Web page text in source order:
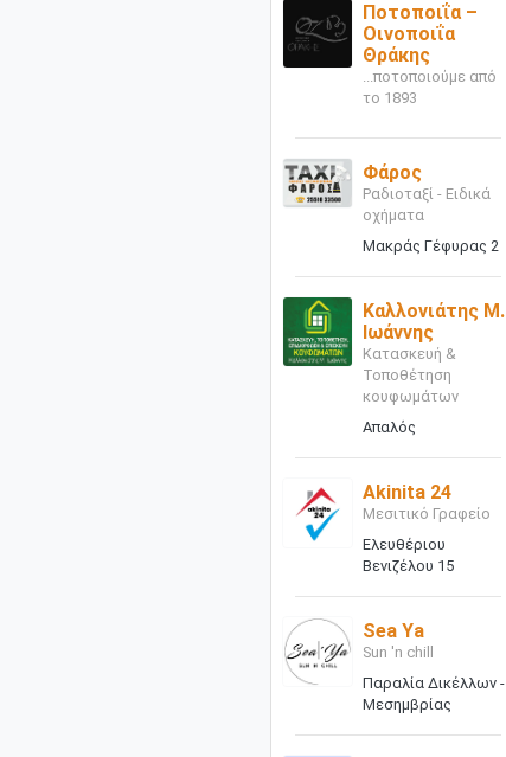
Ποτοποιΐα –
Οινοποιΐα
Θράκης
...ποτοποιούμε από
το 1893
Φάρος
Ραδιοταξί - Ειδικά
οχήματα
Μακράς Γέφυρας 2
Καλλονιάτης Μ.
Ιωάννης
Κατασκευή &
Τοποθέτηση
κουφωμάτων
Απαλός
Akinita 24
Μεσιτικό Γραφείο
Ελευθέριου
Βενιζέλου 15
Sea Ya
Sun 'n chill
Παραλία Δικέλλων -
Μεσημβρίας